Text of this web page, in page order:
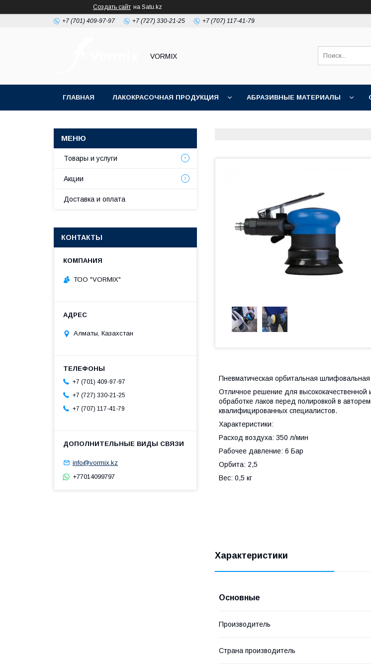
Создать сайт на Satu.kz
+7 (701) 409-97-97 +7 (727) 330-21-25 +7 (707) 117-41-79
VORMIX
ГЛАВНАЯ ЛАКОКРАСОЧНАЯ ПРОДУКЦИЯ АБРАЗИВНЫЕ МАТЕРИАЛЫ
Пневматическая орбитальная
Отличное решение для
обработке лаков перед полировкой в
квалифицированных специалистов.
Характеристики:
Расход воздуха: 350 л/мин
Рабочее давление: 6 Бар
Орбита: 2,5
Вес: 0,5 кг
Характеристики
Основные
Производитель
Страна производитель
Товары и услуги
Акции
Доставка и оплата
КОНТАКТЫ
ТОО "VORMIX"
Алматы, Казахстан
+7 (701) 409-97-97
+7 (727) 330-21-25
+7 (707) 117-41-79
info@vormix.kz
+77014099797